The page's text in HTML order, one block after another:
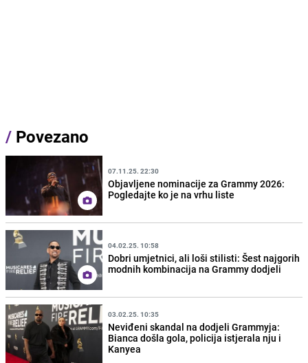
/ Povezano
07.11.25. 22:30
Objavljene nominacije za Grammy 2026:
Pogledajte ko je na vrhu liste
04.02.25. 10:58
Dobri umjetnici, ali loši stilisti: Šest najgorih
modnih kombinacija na Grammy dodjeli
03.02.25. 10:35
Neviđeni skandal na dodjeli Grammyja:
Bianca došla gola, policija istjerala nju i
Kanyea